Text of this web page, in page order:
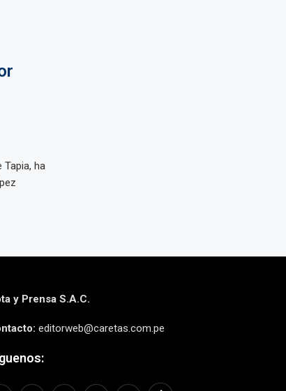
Tapia, ha
y Prensa S.A.C.
editorweb@caretas.com.pe